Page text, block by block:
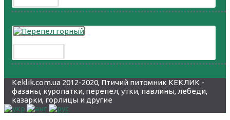
Keklik.com.ua 2012-2020, Птичий питомник КЕКЛИК -
фазаны, куропатки, перепел, утки, павлины, лебеди,
казарки, горлицы и другие